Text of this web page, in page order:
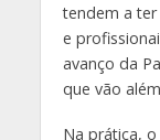
tendem a
e
avanço da
que vão
Na prática,